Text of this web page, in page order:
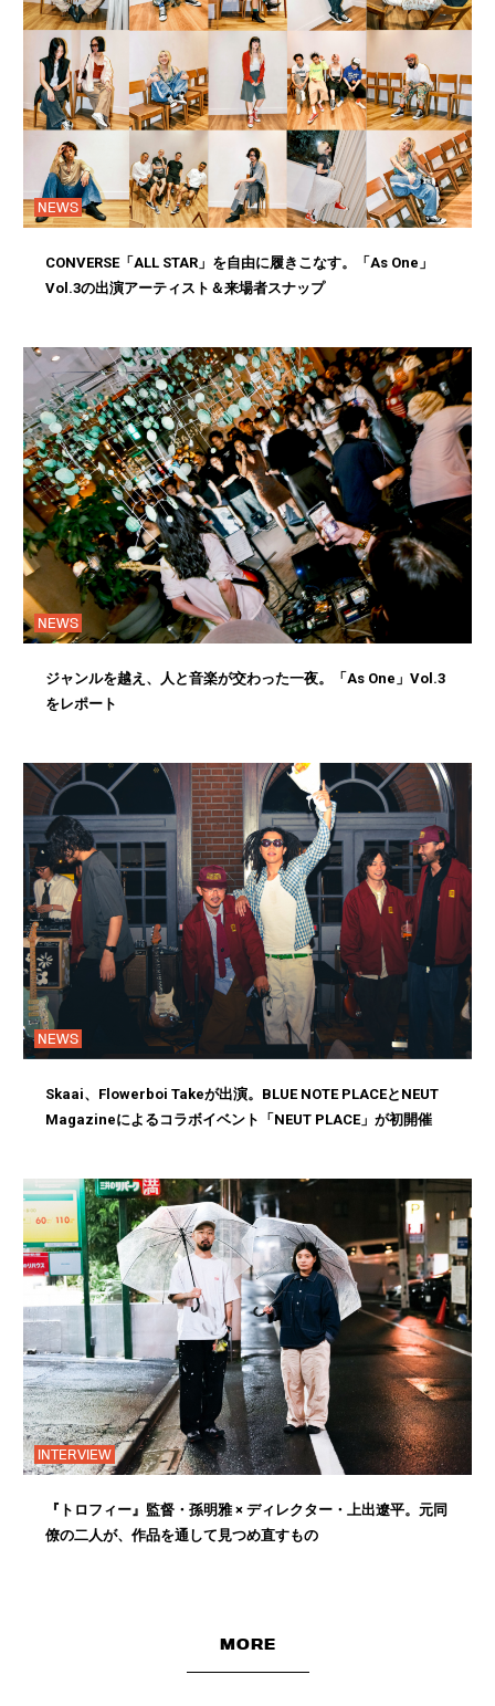
NEWS
CONVERSE「ALL STAR」を自由に履きこなす。「As One」
Vol.3の出演アーティスト＆来場者スナップ
NEWS
ジャンルを越え、人と音楽が交わった一夜。「As One」Vol.3
をレポート
NEWS
Skaai、Flowerboi Takeが出演。BLUE NOTE PLACEとNEUT
Magazineによるコラボイベント「NEUT PLACE」が初開催
INTERVIEW
『トロフィー』監督・孫明雅 × ディレクター・上出遼平。元同
僚の二人が、作品を通して見つめ直すもの
MORE